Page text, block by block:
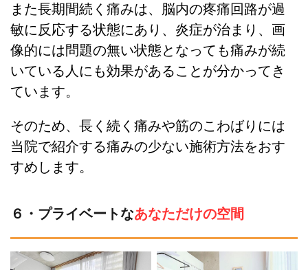
また長期間続く痛みは、脳内の疼痛回路が過
敏に反応する状態にあり、炎症が治まり、画
像的には問題の無い状態となっても痛みが続
いている人にも効果があることが分かってき
ています。
そのため、長く続く痛みや筋のこわばりには
当院で紹介する痛みの少ない施術方法をおす
すめします。
６・プライベートなあなただけの空間